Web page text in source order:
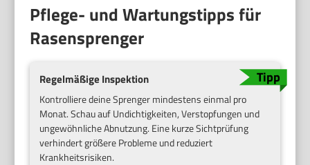
Pflege- und Wartungstipps für
Rasensprenger
Regelmäßige Inspektion
Kontrolliere deine Sprenger mindestens einmal pro
Monat. Schau auf Undichtigkeiten, Verstopfungen und
ungewöhnliche Abnutzung. Eine kurze Sichtprüfung
verhindert größere Probleme und reduziert
Krankheitsrisiken.